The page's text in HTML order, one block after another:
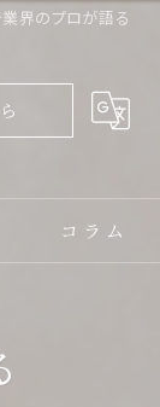
界のプロが語る
コラム